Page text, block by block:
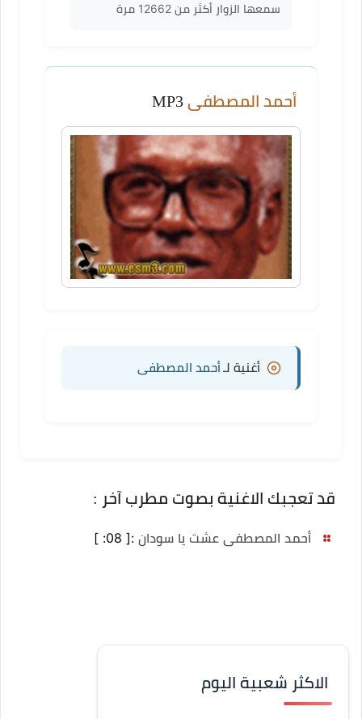
سمعها الزوار أكثر من 12662 مرة
أحمد المصطفى
أغنية لـأحمد المصطفى
قد تعجبك الاغنية بصوت مطرب آخر :
أحمد المصطفى عشت يا سودان :
[ 08: ]
الاكثر شعبية اليوم